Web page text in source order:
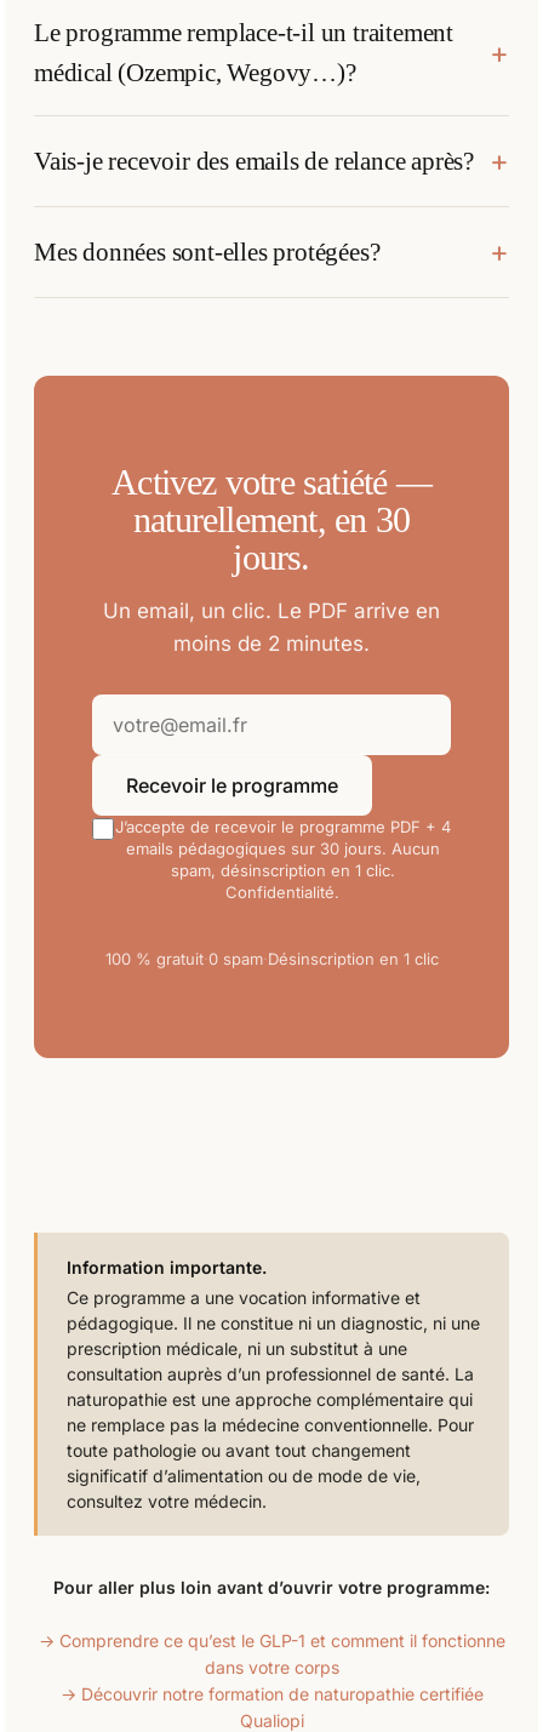
Le programme remplace-t-il un traitement
médical (Ozempic, Wegovy…)?
Vais-je recevoir des emails de relance après?
Mes données sont-elles protégées?
Activez votre satiété —
naturellement, en 30
jours.
Un email, un clic. Le PDF arrive en
moins de 2 minutes.
Recevoir le programme
J’accepte de recevoir le programme PDF + 4
emails pédagogiques sur 30 jours. Aucun
spam, désinscription en 1 clic.
Confidentialité.
100 % gratuit·0 spam·Désinscription en 1 clic
Information importante.
Ce programme a une vocation informative et
pédagogique. Il ne constitue ni un diagnostic, ni une
prescription médicale, ni un substitut à une
consultation auprès d’un professionnel de santé. La
naturopathie est une approche complémentaire qui
ne remplace pas la médecine conventionnelle. Pour
toute pathologie ou avant tout changement
significatif d’alimentation ou de mode de vie,
consultez votre médecin.
Pour aller plus loin avant d’ouvrir votre programme:
→ Comprendre ce qu’est le GLP-1 et comment il fonctionne
dans votre corps
→ Découvrir notre formation de naturopathie certifiée
Qualiopi